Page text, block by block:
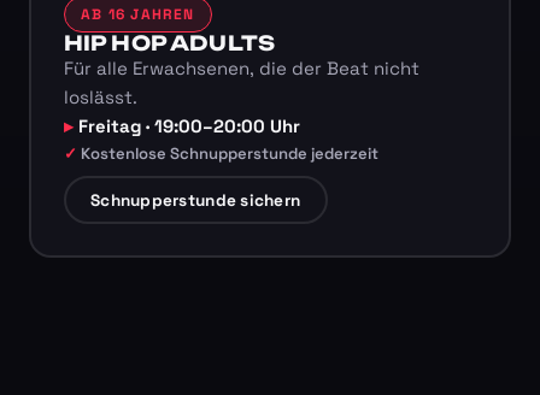
AB 16 JAHREN
HIP HOP ADULTS
Für alle Erwachsenen, die der Beat nicht
loslässt.
Freitag · 19:00–20:00 Uhr
Kostenlose Schnupperstunde jederzeit
Schnupperstunde sichern